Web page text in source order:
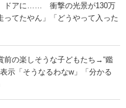
ドアに…… 衝撃の光景が130万
ってたやん」「どうやって入った
前の楽しそうな子どもたち→“鑑
示「そうなるわなw」「分かる